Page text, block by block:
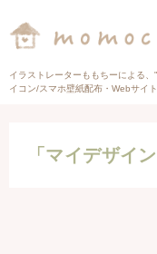
イラストレーターももちーによる
イコン/スマホ壁紙配布・Webサイ
「マイデザイ